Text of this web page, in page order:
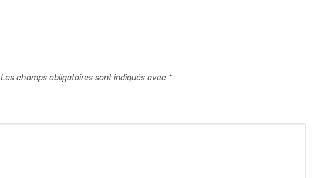
Les champs obligatoires sont indiqués avec *